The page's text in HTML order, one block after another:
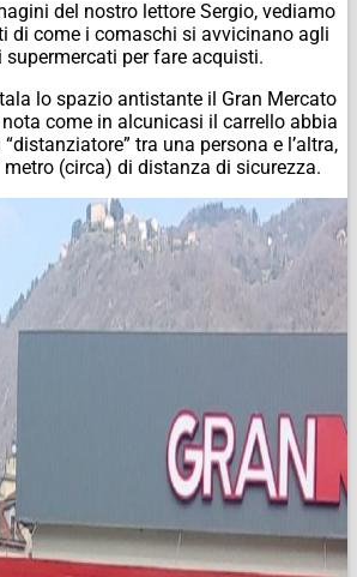
del nostro lettore Sergio, vediamo
di come i comaschi si avvicinano agli
per fare acquisti.
lo spazio antistante il Gran Mercato
come in alcunicasi il carrello abbia
tra una persona e l’altra,
(circa) di distanza di sicurezza.